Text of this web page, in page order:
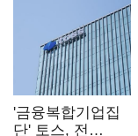
'금융복합기업집
단' 토스, 전